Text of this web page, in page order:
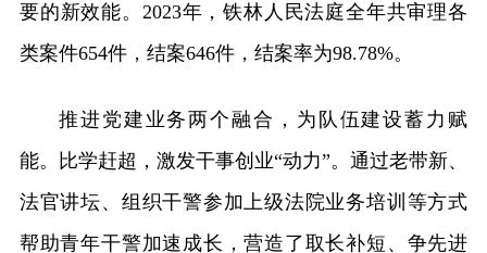
要的新效能。2023年，铁林人民法庭全年共审理各
类案件654件，结案646件，结案率为98.78%。
推进党建业务两个融合，为队伍建设蓄力赋
能。比学赶超，激发干事创业“动力”。通过老带新、
法官讲坛、组织干警参加上级法院业务培训等方式
帮助青年干警加速成长，营造了取长补短、争先进